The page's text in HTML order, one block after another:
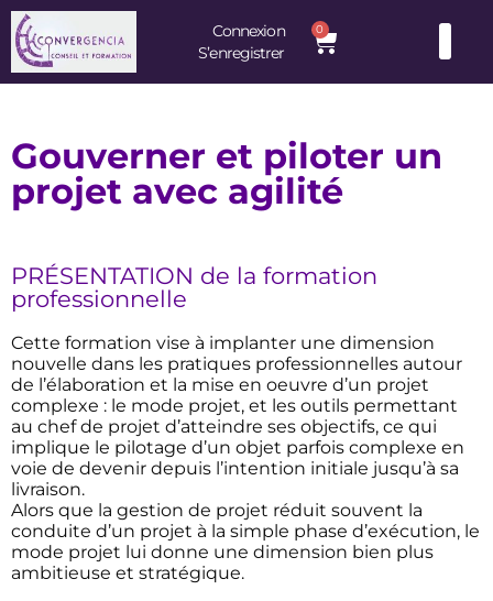
Connexion
S’enregistrer
0
Gouverner et piloter un
projet avec agilité
PRÉSENTATION de la formation
professionnelle
Cette formation vise à implanter une dimension
nouvelle dans les pratiques professionnelles autour
de l’élaboration et la mise en oeuvre d’un projet
complexe : le mode projet, et les outils permettant
au chef de projet d’atteindre ses objectifs, ce qui
implique le pilotage d’un objet parfois complexe en
voie de devenir depuis l’intention initiale jusqu’à sa
livraison.
Alors que la gestion de projet réduit souvent la
conduite d’un projet à la simple phase d’exécution, le
mode projet lui donne une dimension bien plus
ambitieuse et stratégique.